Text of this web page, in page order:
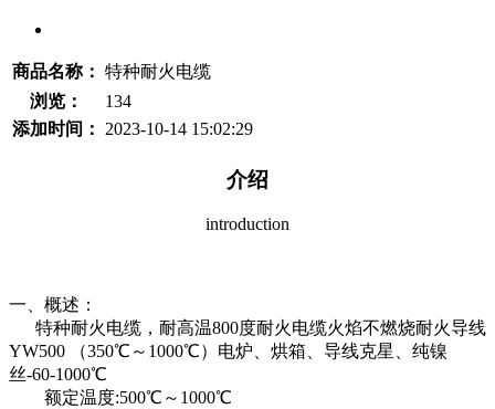
商品名称： 特种耐火电缆
浏览：
134
添加时间：
2023-10-14 15:02:29
介绍
introduction
一、概述：
特种耐火电缆，耐高温800度耐火电缆火焰不燃烧耐火导线
YW500 （350℃～1000℃）电炉、烘箱、导线克星、纯镍
丝-60-1000℃
额定温度:500℃～1000℃